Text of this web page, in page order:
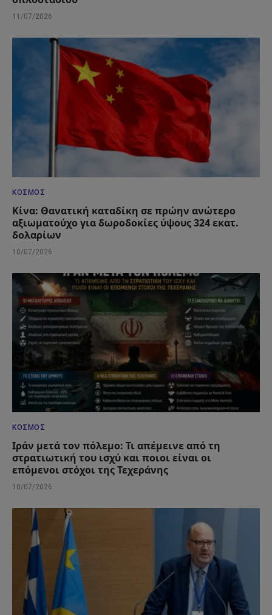
11/07/2026
ΚΌΣΜΟΣ
Κίνα: Θανατική καταδίκη σε πρώην ανώτερο
αξιωματούχο για δωροδοκίες ύψους 324 εκατ.
δολαρίων
10/07/2026
ΚΌΣΜΟΣ
Ιράν μετά τον πόλεμο: Τι απέμεινε από τη
στρατιωτική του ισχύ και ποιοι είναι οι
επόμενοι στόχοι της Τεχεράνης
10/07/2026